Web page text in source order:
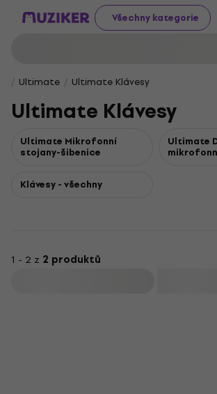
Všechny kategorie
Ultimate Ultimate Klávesy
Ultimate Klávesy
Ultimate Mikrofonní
stojany-šibenice
Ultimate
Klávesy - všechny
1 - 2 z 2 produktů